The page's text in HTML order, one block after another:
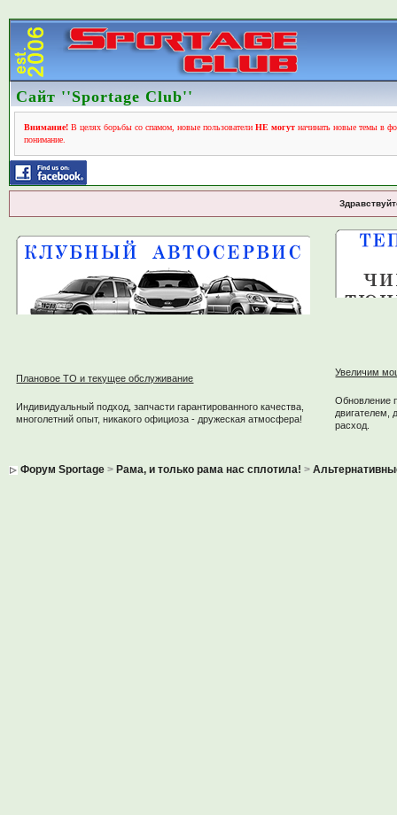
Сайт ''Sportage Club''
Внимание!В целях борьбы со спамом, новые пользователи НЕ могутначинать новые темы в
понимание.
Плановое ТО и текущее обслуживание
Индивидуальный подход, запчасти гарантированного качества,
многолетний опыт, никакого официоза - дружеская атмосфера!
Увеличим
Обновление
двигателем,
расход.
Форум Sportage> Рама, и только рама нас сплотила! >